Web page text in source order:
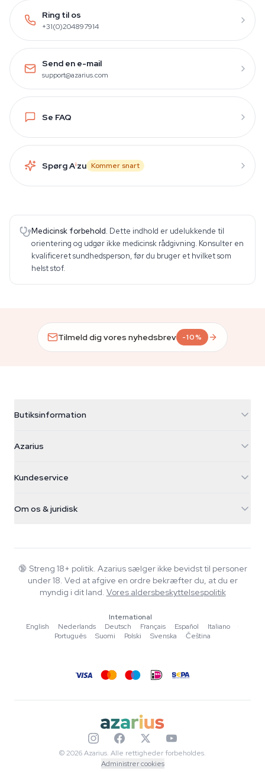
Ring til os
+31(0)204897914
Send en e-mail
support@azarius.com
Se FAQ
Spørg Aizu Kommer snart
Medicinsk forbehold. Dette indhold er udelukkende til
orientering og udgør ikke medicinsk rådgivning. Konsulter en
kvalificeret sundhedsperson, før du bruger et hvilket som
helst stof.
Tilmeld dig vores nyhedsbrev -10%
Butiksinformation
Galvaniweg 11
Nederland
+31(0)204897914
Azarius
Smokeshop
Kundeservice
Returpolitik
FAQ
Privatlivspolitik
Om os & juridisk
Wiki
Blog
Musik
Redaktionelle standarder
Værktøjer & Beregnere
🔞 Streng 18+ politik. Azarius sælger ikke bevidst til personer
under 18. Ved at afgive en ordre bekræfter du, at du er
myndig i dit land. Vores aldersbeskyttelsespolitik
International
English
·Nederlands ·Deutsch ·Français ·Español ·Italiano
·
Português
·Suomi ·Polski ·Svenska ·Čeština
© 2026 Azarius. Alle rettigheder forbeholdes.
Administrer cookies